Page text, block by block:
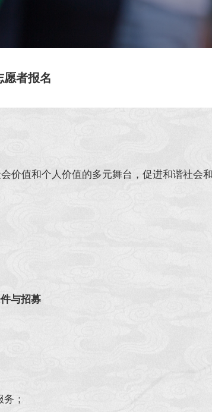
愿者报名
价值和个人价值的多元舞台，促进和谐社会
与招募
；